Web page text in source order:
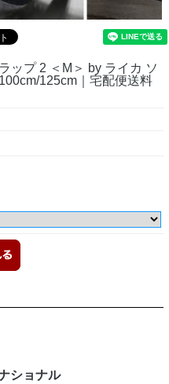
ップ 2 ＜M＞ by ライカ ソ
125cm｜宅配便送料
ショナル